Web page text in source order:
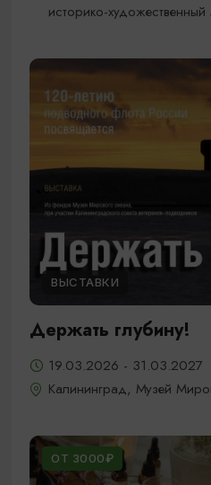
историко-художественный
ВЫСТАВКИ
Держать глубину!
19.03.2026 - 31.03.2027
Калининград, Музей
ОТ 3000₽